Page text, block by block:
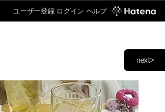
ユーザー登録 ログイン ヘルプ
next>